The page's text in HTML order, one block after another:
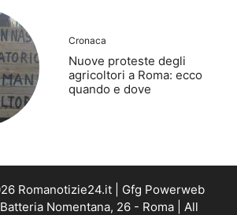
Cronaca
Nuove proteste degli
agricoltori a Roma: ecco
quando e dove
Romanotizie24.it | Gfg Powerweb
Nomentana, 26 - Roma | All